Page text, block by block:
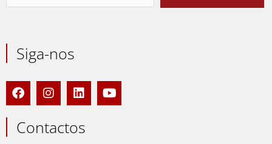
Siga-nos
F
a
c
e
b
I
n
s
t
a
L
i
n
k
e
Y
o
u
Contactos